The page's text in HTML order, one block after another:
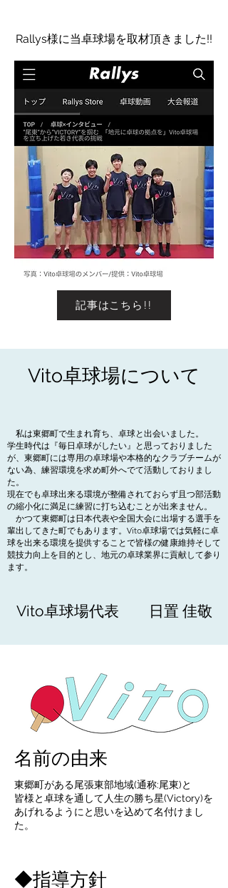
​Rallys様に当卓球場を取材頂きました!!
記事はこちら!!
Vito卓球場について
私は東郷町で生まれ育ち、卓球と出会いました。
学生時代は『毎日卓球がしたい』と思っておりました
が、東郷町には専用の卓球場や本格的なクラブチームが
ない為、練習環境を求め町外へでて活動しておりまし
た。
現在でも卓球出来る環境が整備されておらず且つ部活動
の縮小化に満足に練習に打ち込むことが出来ません。
かつて東郷町は日本代表や全国大会に出場する選手を
輩出してきた町でもあります。Vito卓球場では気軽に卓
球を出来る環境を提供することで皆様の健康維持そして
競技力向上を目的とし、地元の卓球業界に貢献して参り
ます。
​Vito卓球場代表 日置 佳敬
名前の由来
東郷町がある尾張東部地域(通称:尾東)と
皆様と卓球を通して人生の勝ち星(Victory)を
あげれるようにと思いを込めて名付けまし
た。
◆指導方針